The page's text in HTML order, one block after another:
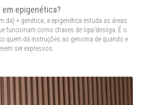
epigenética?
da) + genética, a epigenética estuda as áreas
funcionam como chaves de liga/desliga. É o
quem dá instruções ao genoma de quando e
ser expressos.